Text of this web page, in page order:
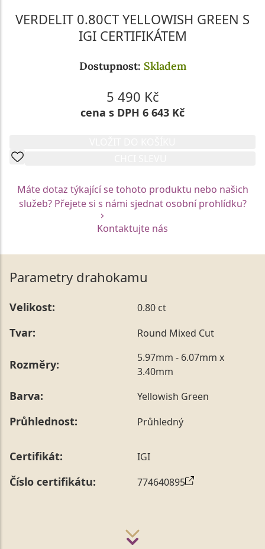
VERDELIT 0.80CT YELLOWISH GREEN S
IGI CERTIFIKÁTEM
Dostupnost: Skladem
5 490 Kč
cena s DPH 6 643 Kč
Máte dotaz týkající se tohoto produktu nebo našich
služeb? Přejete si s námi sjednat osobní prohlídku?
Kontaktujte nás
Parametry drahokamu
Velikost: 0.80 ct
Tvar: Round Mixed Cut
Rozměry:
5.97mm - 6.07mm x
3.40mm
Barva: Yellowish Green
Průhlednost: Průhledný
Certifikát: IGI
Číslo certifikátu: 774640895